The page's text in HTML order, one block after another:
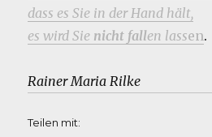
dass es Sie in der Hand hält,
es wird Sie nicht fallen lassen.
Rainer Maria Rilke
Teilen mit: